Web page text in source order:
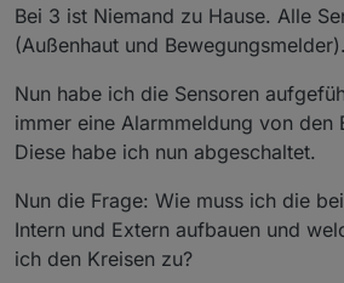
Bei 3 ist Niemand zu Hause. Alle
(Außenhaut und Bewegungsmelder).
Nun habe ich die Sensoren
immer eine Alarmmeldung von den
Diese habe ich nun abgeschaltet.
Nun die Frage: Wie muss ich die
Intern und Extern aufbauen und
ich den Kreisen zu?